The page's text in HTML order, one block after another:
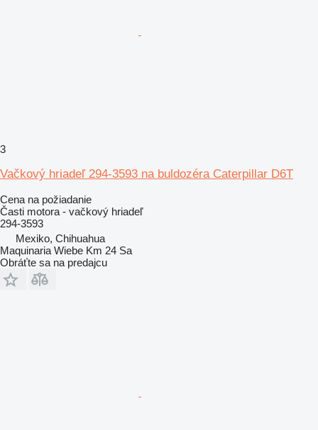
3
Vačkový hriadeľ 294-3593 na buldozéra Caterpillar D6T
Cena na požiadanie
Časti motora - vačkový hriadeľ
294-3593
Mexiko, Chihuahua
Maquinaria Wiebe Km 24 Sa
Obráťte sa na predajcu